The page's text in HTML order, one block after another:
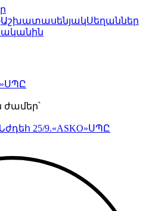
ԱշխատասենյակՍեղաններ
25/9.«ASKO»ՍՊԸ